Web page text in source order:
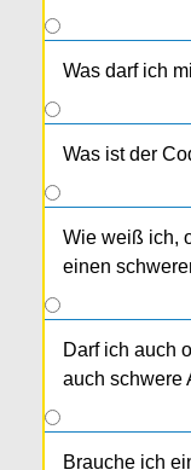
Was darf ich
Was ist der
Wie weiß ich,
einen
Darf ich auch
auch schwere
Brauche ich